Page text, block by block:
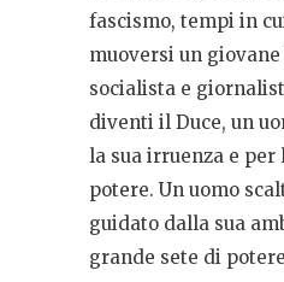
fascismo, tempi in
muoversi un
socialista e
diventi il Duce, un
la sua irruenza e per
potere. Un uomo
guidato dalla sua
grande sete di